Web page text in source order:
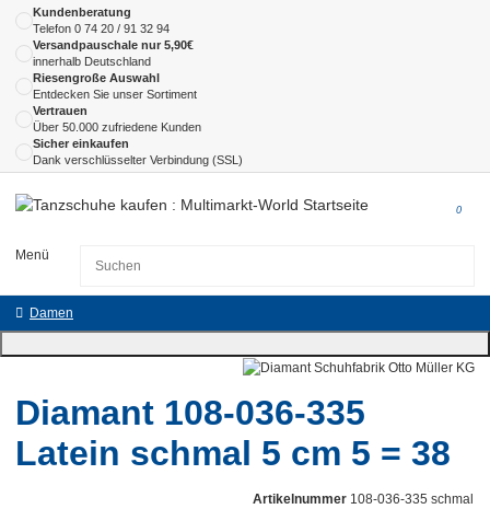
Kundenberatung
Telefon 0 74 20 / 91 32 94
Versandpauschale nur 5,90€
innerhalb Deutschland
Riesengroße Auswahl
Entdecken Sie unser Sortiment
Vertrauen
Über 50.000 zufriedene Kunden
Sicher einkaufen
Dank verschlüsselter Verbindung (SSL)
Menü
0
Damen
Diamant 108-036-335
Latein schmal 5 cm 5 = 38
Artikelnummer 108-036-335 schmal